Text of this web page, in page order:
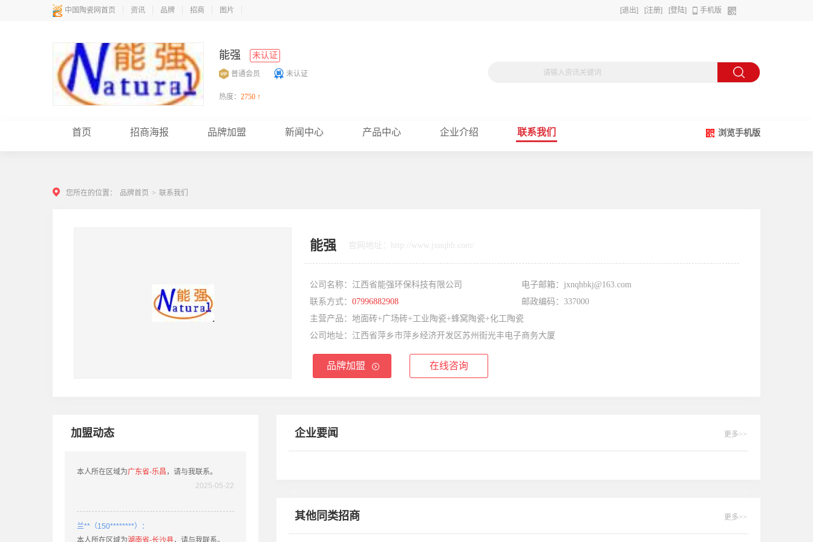
中国陶瓷网首页 资讯 品牌 招商 图片 [退出] [注册] [登陆] 手机版
能强 未认证
普通会员 未认证
热度： 2750 ↑
首页 招商海报 品牌加盟 新闻中心 产品中心 企业介绍 联系我们 浏览手机版
您所在的位置： 品牌首页 > 联系我们
能强 官网地址：http://www.jxnqhb.com/
公司名称： 江西省能强环保科技有限公司 电子邮箱： jxnqhbkj@163.com
联系方式： 07996882908 邮政编码： 337000
主营产品： 地面砖+广场砖+工业陶瓷+蜂窝陶瓷+化工陶瓷
公司地址： 江西省萍乡市萍乡经济开发区苏州街光丰电子商务大厦
品牌加盟 在线咨询
加盟动态
本人所在区域为广东省-乐昌
，请与我联系。
2025-05-22
兰**（150********）：
本人所在区域为湖南省-长沙县 ，请与我联系。
企业要闻 更多>>
其他同类招商 更多>>